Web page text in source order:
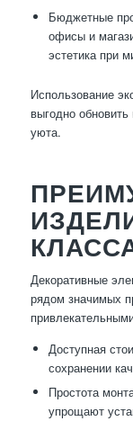
Бюджетные
офисы и
эстетика при
Использование
выгодно
уюта.
Декоративные
рядом значимых
Доступная
сохранении
Простота
упрощают